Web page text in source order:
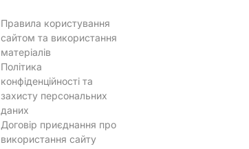
Правила користування
сайтом та використання
матеріалів
Політика
конфіденційності та
захисту персональних
даних
Договір приєднання про
використання сайту